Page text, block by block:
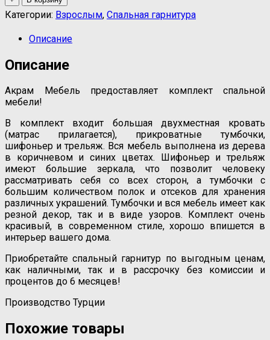
Категории: Взрослым, Спальная гарнитура
Описание
Описание
Акрам Мебель предоставляет комплект спальной
мебели!
В комплект входит большая двухместная кровать
(матрас прилагается), прикроватные тумбочки,
шифоньер и трельяж. Вся мебель выполнена из дерева
в коричневом и синих цветах. Шифоньер и трельяж
имеют большие зеркала, что позволит человеку
рассматривать себя со всех сторон, а тумбочки с
большим количеством полок и отсеков для хранения
различных украшений. Тумбочки и вся мебель имеет как
резной декор, так и в виде узоров. Комплект очень
красивый, в современном стиле, хорошо впишется в
интерьер вашего дома.
Приобретайте спальный гарнитур по выгодным ценам,
как наличными, так и в рассрочку без комиссии и
процентов до 6 месяцев!
Производство Турции
Похожие товары